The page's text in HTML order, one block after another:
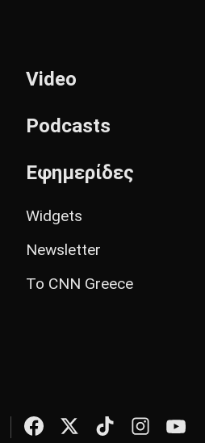
Video
Podcasts
Εφημερίδες
Widgets
Newsletter
Το CNN Greece